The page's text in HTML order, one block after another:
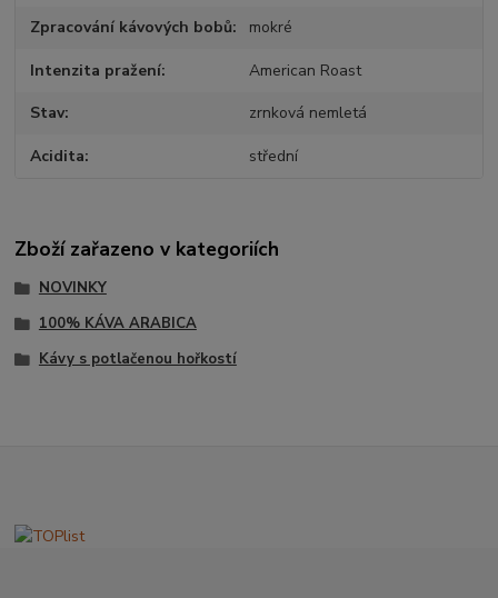
Zpracování kávových bobů mokré
Intenzita pražení American Roast
Stav zrnková nemletá
Acidita střední
Zboží zařazeno v kategoriích
NOVINKY
100% KÁVA ARABICA
Kávy s potlačenou hořkostí